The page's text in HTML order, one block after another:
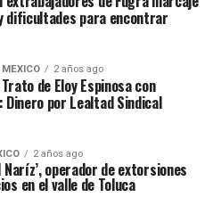
dificultades para encontrar
MÉXICO 2 años ago
de Eloy Espinosa con
Dinero por Lealtad Sindical
2 años ago
Naríz’, operador de extorsiones
en el valle de Toluca